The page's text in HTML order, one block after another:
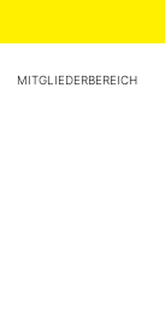
MITGLIEDERBEREICH